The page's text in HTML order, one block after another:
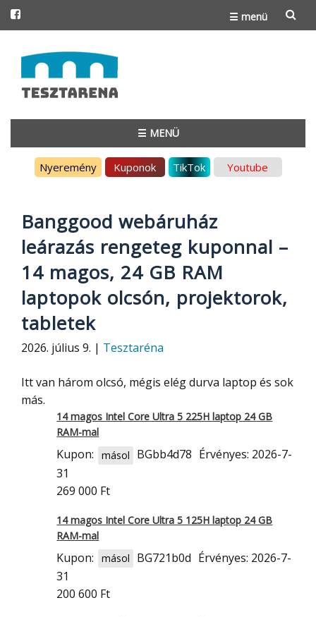
☰ menü
to
content
☰ MENÜ
Nyeremény Kuponok TikTok Youtube
Banggood webáruház
leárazás rengeteg kuponnal –
14 magos, 24 GB RAM
laptopok olcsón, projektorok,
tabletek
2026. július 9. | Tesztaréna
Itt van három olcsó, mégis elég durva laptop és sok
más.
14 magos Intel Core Ultra 5 225H laptop 24 GB
RAM-mal
Kupon: másol BGbb4d78 Érvényes: 2026-7-
31
269 000 Ft
14 magos Intel Core Ultra 5 125H laptop 24 GB
RAM-mal
Kupon: másol BG721b0d Érvényes: 2026-7-
31
200 600 Ft